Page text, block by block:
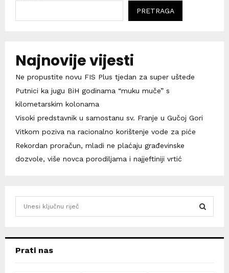
PRETRAGA
Najnovije vijesti
Ne propustite novu FIS Plus tjedan za super uštede
Putnici ka jugu BiH godinama “muku muče” s
kilometarskim kolonama
Visoki predstavnik u samostanu sv. Franje u Gučoj Gori
Vitkom poziva na racionalno korištenje vode za piće
Rekordan proračun, mladi ne plaćaju građevinske
dozvole, više novca porodiljama i najjeftiniji vrtić
hPrati nas